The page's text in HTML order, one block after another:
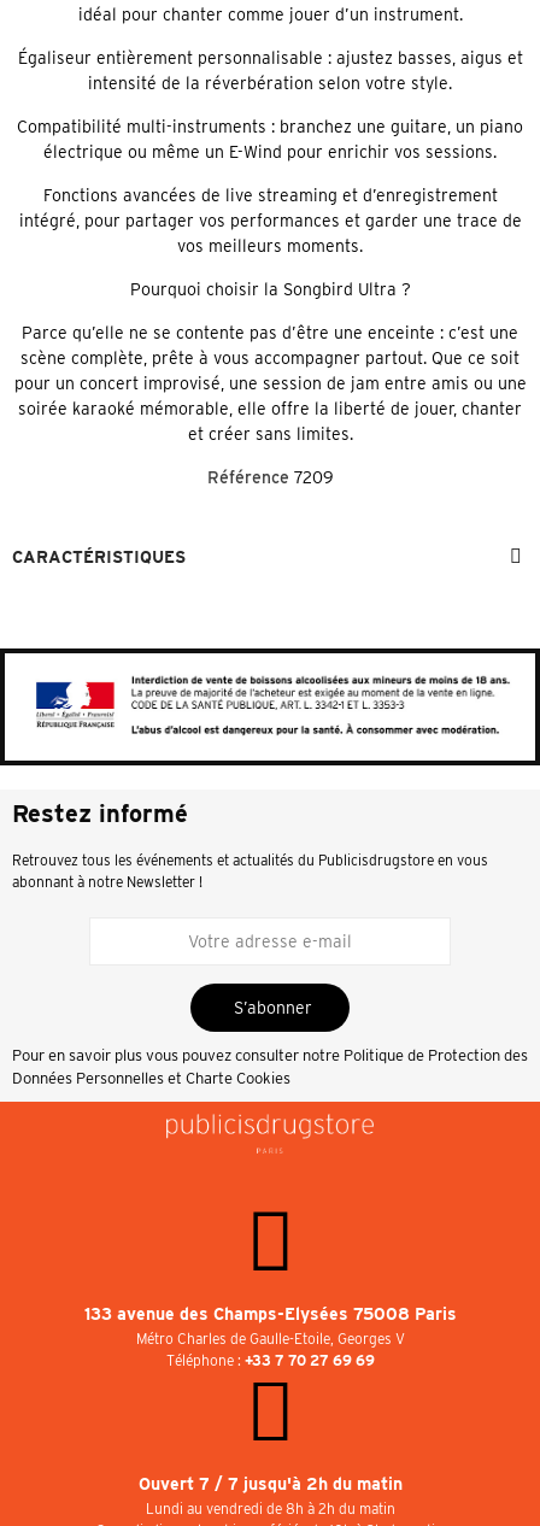
idéal pour chanter comme jouer d’un instrument.
Égaliseur entièrement personnalisable : ajustez basses, aigus et
intensité de la réverbération selon votre style.
Compatibilité multi-instruments : branchez une guitare, un piano
électrique ou même un E-Wind pour enrichir vos sessions.
Fonctions avancées de live streaming et d’enregistrement
intégré, pour partager vos performances et garder une trace de
vos meilleurs moments.
Pourquoi choisir la Songbird Ultra ?
Parce qu’elle ne se contente pas d’être une enceinte : c’est une
scène complète, prête à vous accompagner partout. Que ce soit
pour un concert improvisé, une session de jam entre amis ou une
soirée karaoké mémorable, elle offre la liberté de jouer, chanter
et créer sans limites.
Référence 7209
CARACTÉRISTIQUES
Restez informé
Retrouvez tous les événements et actualités du Publicisdrugstore en vous
abonnant à notre Newsletter !
S’abonner
Pour en savoir plus vous pouvez consulter notre Politique de Protection des
Données Personnelles et Charte Cookies
133 avenue des Champs-Elysées 75008 Paris
Métro Charles de Gaulle-Etoile, Georges V
Téléphone : +33 7 70 27 69 69
Ouvert 7 / 7 jusqu'à 2h du matin
Lundi au vendredi de 8h à 2h du matin